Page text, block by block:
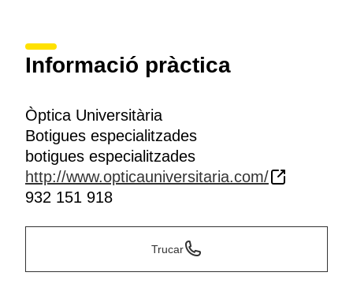
Informació pràctica
Òptica Universitària
Botigues especialitzades
botigues especialitzades
http://www.opticauniversitaria.com/
932 151 918
Trucar